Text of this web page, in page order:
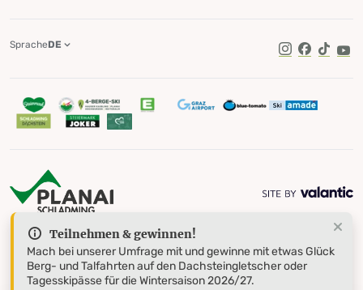
Teilnehmen & gewinnen!
Mach bei unserer Umfrage mit und gewinne mit etwas Glück
Berg- und Talfahrten auf den Dachsteingletscher oder
Tagesskipässe für die Wintersaison 2026/27.
TikTok
SpracheDE